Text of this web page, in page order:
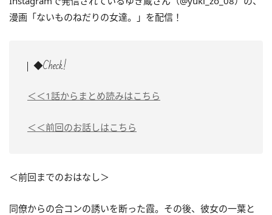
漫画「ないものねだりの女達。」を配信！
◆Check!
＜＜1話からまとめ読みはこちら
＜＜前回のお話しはこちら
＜前回までのおはなし＞
同僚からの合コンの誘いを断った霞。その後、彼女の一葉と